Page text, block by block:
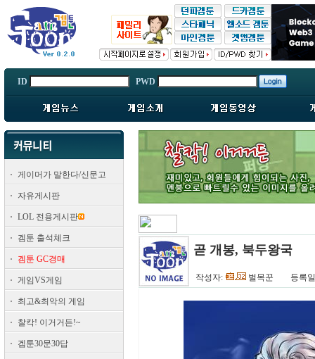
ID PWD
게이머가 말한다/신문고
자유게시판
LOL 전용게시판
겜툰 출석체크
겜툰 GC경매
게임VS게임
최고&최악의 게임
찰칵! 이거거든!~
겜툰30문30답
곧 개봉, 북두왕국
작성자: 벌목꾼 등록